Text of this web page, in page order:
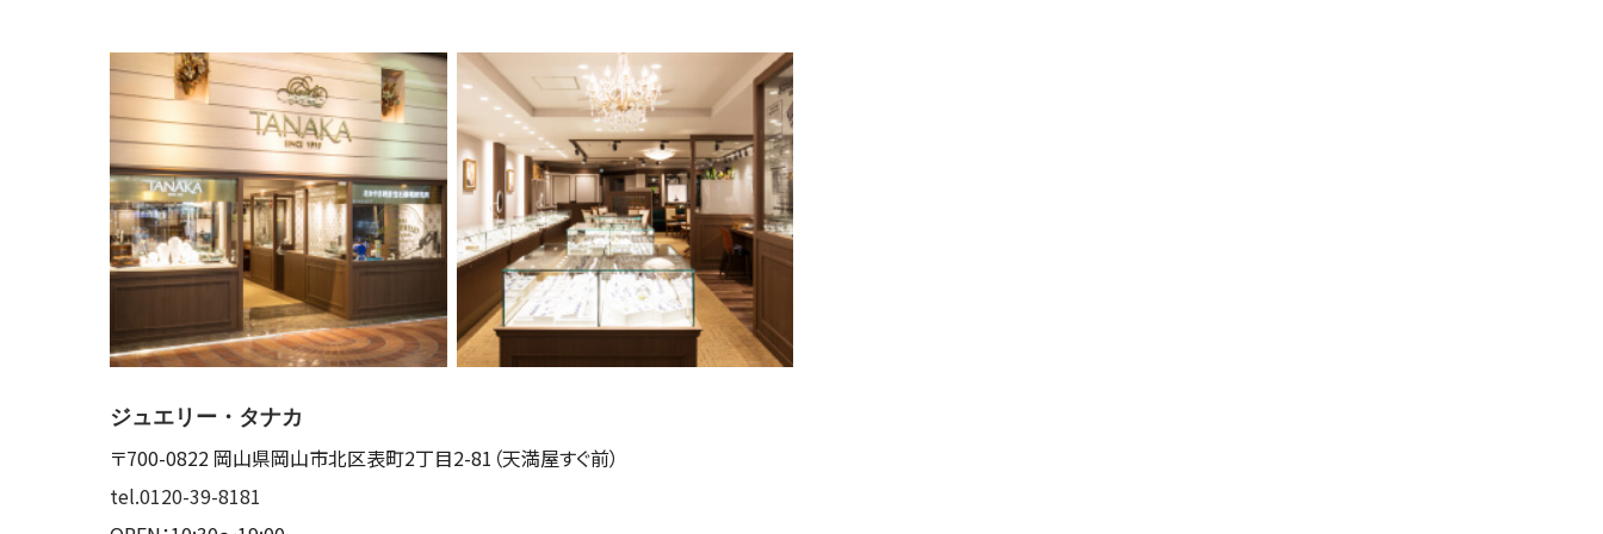
ジュエリー・タナカ
〒700-0822 岡山県岡山市北区表町2丁目2-81 （天満屋すぐ前）
tel.0120-39-8181